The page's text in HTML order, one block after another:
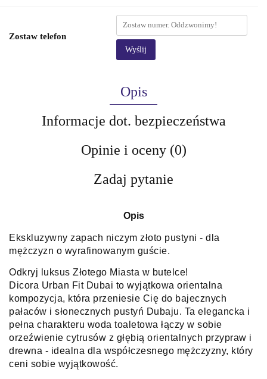
Zostaw telefon
Wyślij
Opis
Informacje dot. bezpieczeństwa
Opinie i oceny (0)
Zadaj pytanie
Opis
Ekskluzywny zapach niczym złoto pustyni - dla
mężczyzn o wyrafinowanym guście.
Odkryj luksus Złotego Miasta w butelce!
Dicora Urban Fit Dubai to wyjątkowa orientalna
kompozycja, która przeniesie Cię do bajecznych
pałaców i słonecznych pustyń Dubaju. Ta elegancka i
pełna charakteru woda toaletowa łączy w sobie
orzeźwienie cytrusów z głębią orientalnych przypraw i
drewna - idealna dla współczesnego mężczyzny, który
ceni sobie wyjątkowość.